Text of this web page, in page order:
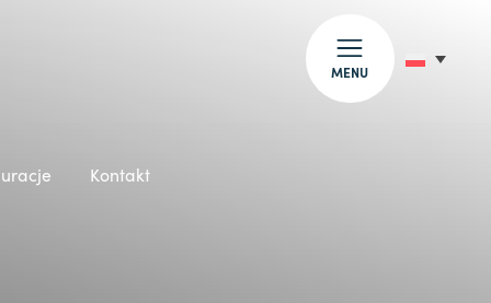
MENU
Kontakt